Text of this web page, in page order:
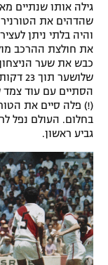
גילה אותו שנתיים
שהדהים את
והיה בלתי ניתן
את חולצת ההרכב
(!) פלה סיים את
בחלום. העולם נפל
גביע ראשון.